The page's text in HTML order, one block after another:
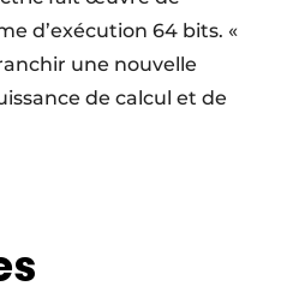
d’exécution 64 bits. «
une nouvelle
de calcul et de